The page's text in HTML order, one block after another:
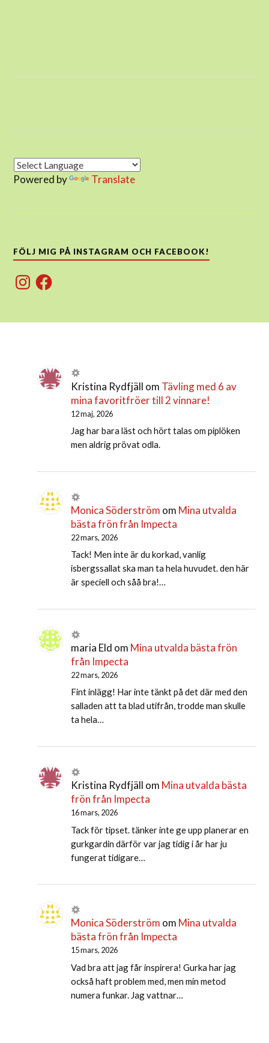
Powered by Translate
FÖLJ MIG PÅ INSTAGRAM OCH FACEBOOK!
InstagramFacebook
Kristina Rydfjäll om Tävling med 6 av
mina favoritfröer till 2 vinnare!
12 maj, 2026
Jag har bara läst och hört talas om piplöken
men aldrig prövat odla.
Monica Söderström om Mina utvalda
bästa frön från Impecta
22 mars, 2026
Tack! Men inte är du korkad, vanlig
isbergssallat ska man ta hela huvudet. den här
är speciell och såå bra!…
maria Eld om Mina utvalda bästa frön
från Impecta
22 mars, 2026
Fint inlägg! Har inte tänkt på det där med den
salladen att ta blad utifrån, trodde man skulle
ta hela…
Kristina Rydfjäll om Mina utvalda bästa
frön från Impecta
16 mars, 2026
Tack för tipset. tänker inte ge upp planerar en
gurkgardin därför var jag tidig i år har ju
fungerat tidigare…
Monica Söderström om Mina utvalda
bästa frön från Impecta
15 mars, 2026
Vad bra att jag får inspirera! Gurka har jag
också haft problem med, men min metod
numera funkar. Jag vattnar…